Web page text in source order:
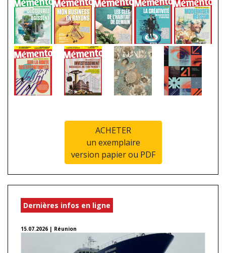
ACHETER
un exemplaire
version papier ou PDF
Dernières infos en ligne
15.07.2026 | Réunion